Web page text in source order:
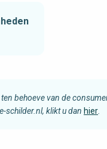
behoeve van de
schilder.nl, klikt u dan hier